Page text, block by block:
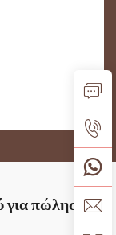
για πώληση